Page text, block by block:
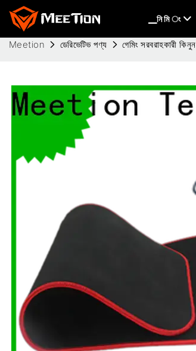
▁নি মি ং
Meetion ডেরিভেটিভ পণ্য গেমিং সরবরাহকারী কিনুন